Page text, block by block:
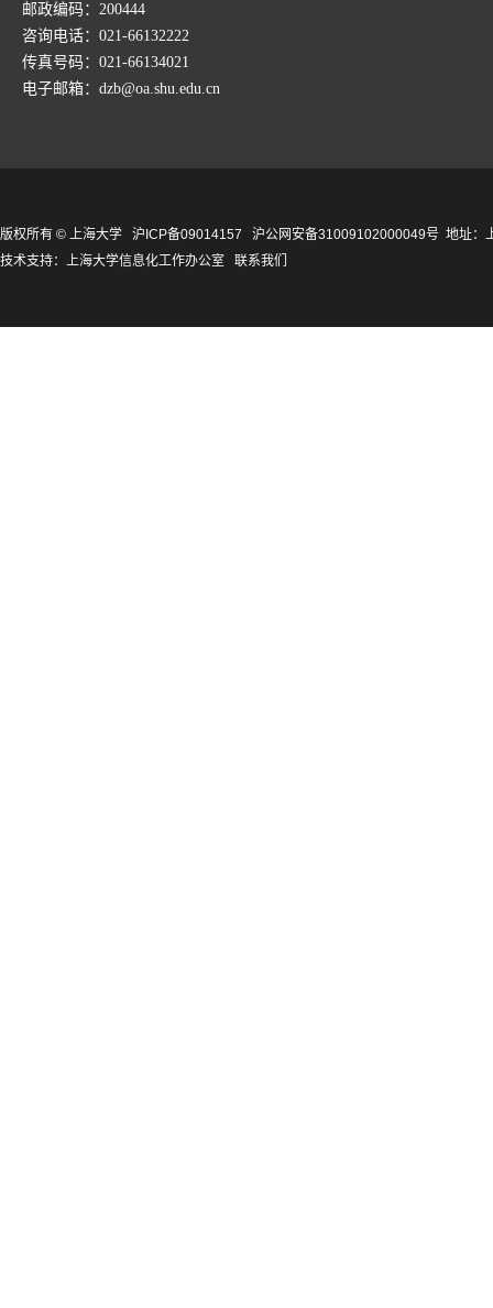
邮政编码：200444
咨询电话：021-66132222
传真号码：021-66134021
电子邮箱：dzb@oa.shu.edu.cn
版权所有 © 上海大学 沪ICP备09014157 沪公网安备31009102000049号 地址：
技术支持： 上海大学信息化工作办公室 联系我们